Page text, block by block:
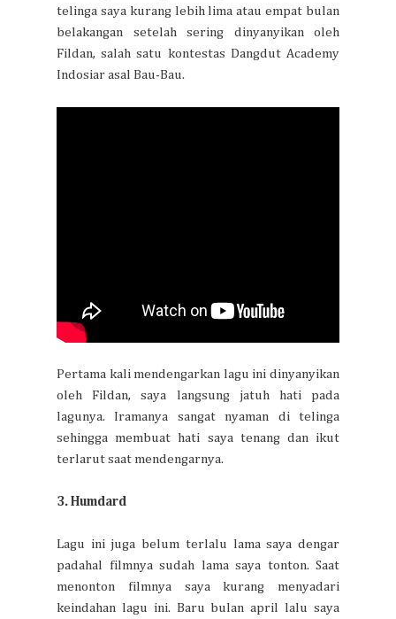
telinga saya kurang lebih lima atau empat bulan
belakangan setelah sering dinyanyikan oleh
Fildan, salah satu kontestas Dangdut Academy
Indosiar asal Bau-Bau.
Pertama kali mendengarkan lagu ini dinyanyikan
oleh Fildan, saya langsung jatuh hati pada
lagunya. Iramanya sangat nyaman di telinga
sehingga membuat hati saya tenang dan ikut
terlarut saat mendengarnya.
3. Humdard
Lagu ini juga belum terlalu lama saya dengar
padahal filmnya sudah lama saya tonton. Saat
menonton filmnya saya kurang menyadari
keindahan lagu ini. Baru bulan april lalu saya